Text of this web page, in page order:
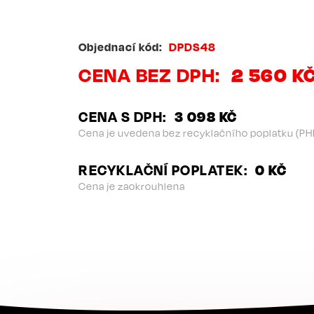
Objednací kód DPDS48
CENA BEZ DPH 2 560
CENA S DPH 3 098 KČ
Cena je uvedena bez recyklačního poplatku
RECYKLAČNÍ POPLATEK 0 KČ
Cena je zaokrouhlena